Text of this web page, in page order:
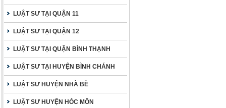
LUẬT SƯ TẠI QUẬN 11
LUẬT SƯ TẠI QUẬN 12
LUẬT SƯ TẠI QUẬN BÌNH THẠNH
LUẬT SƯ TẠI HUYỆN BÌNH CHÁNH
LUẬT SƯ HUYỆN NHÀ BÈ
LUẬT SƯ HUYỆN HÓC MÔN